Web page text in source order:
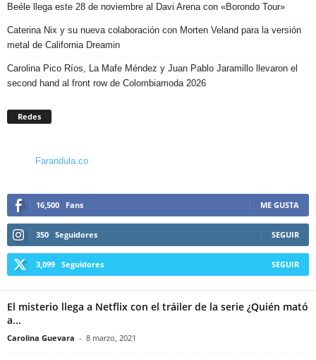
Beéle llega este 28 de noviembre al Davi Arena con «Borondo Tour»
Caterina Nix y su nueva colaboración con Morten Veland para la versión
metal de California Dreamin
Carolina Pico Ríos, La Mafe Méndez y Juan Pablo Jaramillo llevaron el
second hand al front row de Colombiamoda 2026
Redes
Farandula.co
16,500 Fans ME GUSTA
350 Seguidores SEGUIR
3,099 Seguidores SEGUIR
El misterio llega a Netflix con el tráiler de la serie ¿Quién mató
a...
Carolina Guevara - 8 marzo, 2021